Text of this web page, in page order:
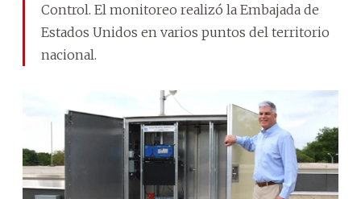
Control. El monitoreo realizó la Embajada de
Estados Unidos en varios puntos del territorio
nacional.